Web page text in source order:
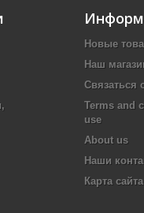
Новые
Наш
Связаться
Terms and
use
About us
Наши
Карта сайта